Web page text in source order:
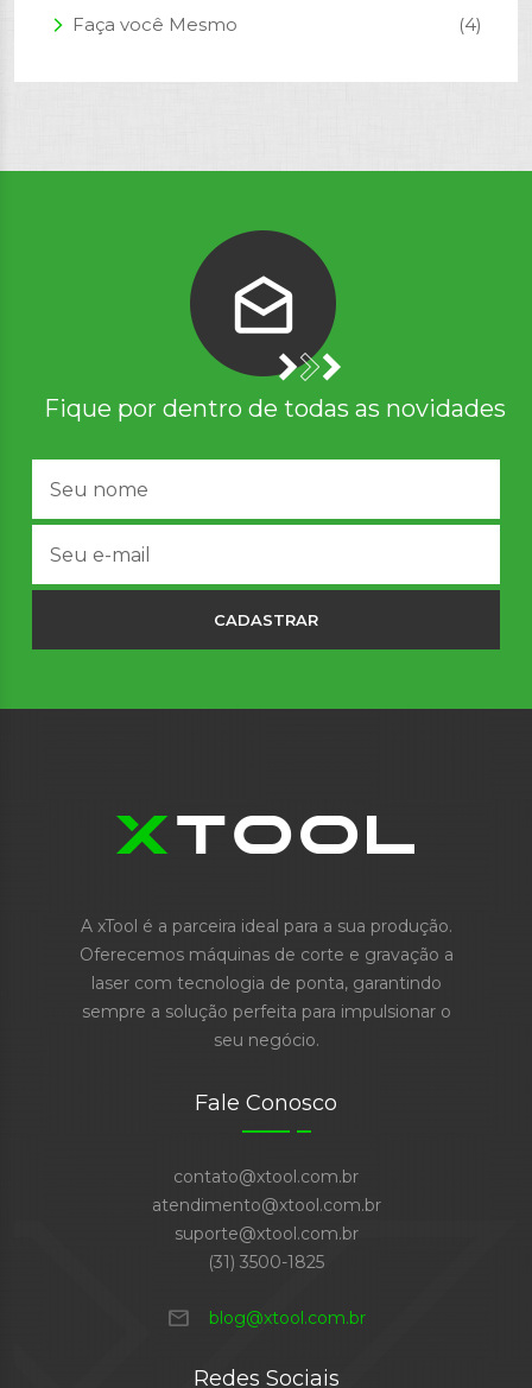
arrow_forward_ios Faça você Mesmo (4)
Fique por dentro de todas as novidades
CADASTRAR
A xTool é a parceira ideal para a sua produção.
Oferecemos máquinas de corte e gravação a
laser com tecnologia de ponta, garantindo
sempre a solução perfeita para impulsionar o
seu negócio.
Fale Conosco
contato@xtool.com.br
atendimento@xtool.com.br
suporte@xtool.com.br
(31) 3500-1825
mail blog@xtool.com.br
Redes Sociais